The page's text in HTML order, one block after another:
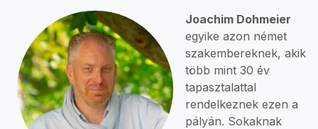
Joachim Dohmeier
egyike azon német
szakembereknek, akik
több mint 30 év
tapasztalattal
rendelkeznek ezen a
pályán. Sokaknak